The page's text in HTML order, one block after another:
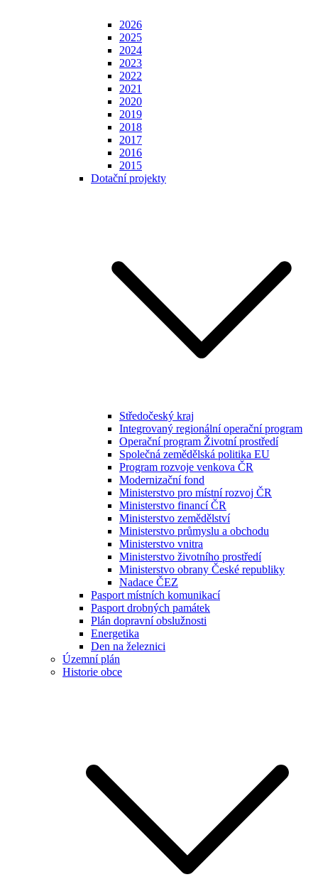
2026
2025
2024
2023
2022
2021
2020
2019
2018
2017
2016
2015
Dotační projekty
Středočeský kraj
Integrovaný regionální operační program
Operační program Životní prostředí
Společná zemědělská politika EU
Program rozvoje venkova ČR
Modernizační fond
Ministerstvo pro místní rozvoj ČR
Ministerstvo financí ČR
Ministerstvo zemědělství
Ministerstvo průmyslu a obchodu
Ministerstvo vnitra
Ministerstvo životního prostředí
Ministerstvo obrany České republiky
Nadace ČEZ
Pasport místních komunikací
Pasport drobných památek
Plán dopravní obslužnosti
Energetika
Den na železnici
Územní plán
Historie obce